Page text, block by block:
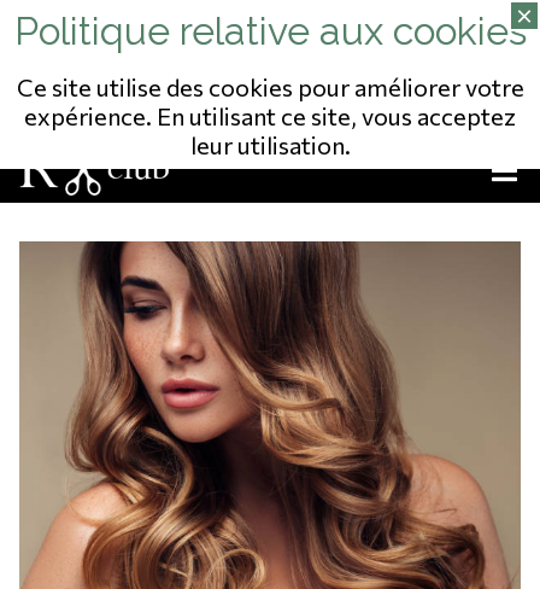
02/343.09.65
13 RUE DU POSTILLON
NO ENTREPRISE: 823541975
Ce site utilise des cookies pour améliorer votre
expérience. En utilisant ce site, vous acceptez
leur utilisation.